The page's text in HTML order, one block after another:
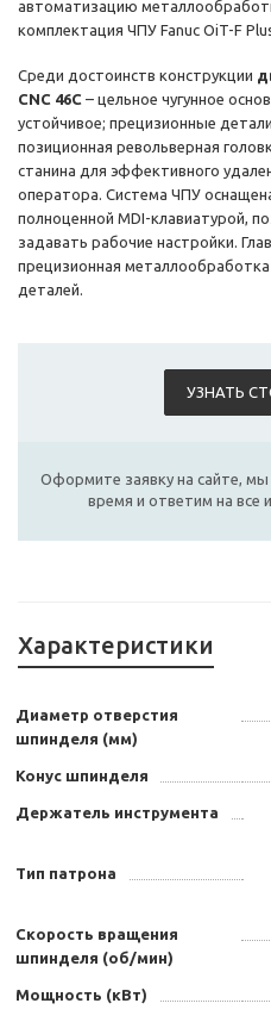
автоматизацию
комплектация ЧПУ Fanuc OiT-F
Среди достоинств конструкции
CNC 46C – цельное чугунное
устойчивое; прецизионные
позиционная револьверная
станина для эффективного
оператора. Система ЧПУ
полноценной MDI-клавиатурой,
задавать рабочие настройки.
прецизионная
деталей.
УЗНАТЬ
Оформите заявку на сайте,
время и ответим на все
Характеристики
Диаметр отверстия
шпинделя (мм)
Конус шпинделя
Держатель инструмента
Тип патрона
Скорость вращения
шпинделя (об/мин)
Мощность (кВт)